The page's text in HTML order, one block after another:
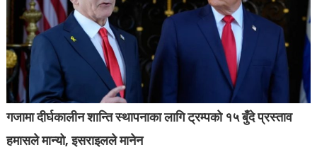
गजामा दीर्घकालीन शान्ति स्थापनाका लागि ट्रम्पको १५ बुँदे प्रस्ताव
हमासले मान्यो, इसराइलले मानेन